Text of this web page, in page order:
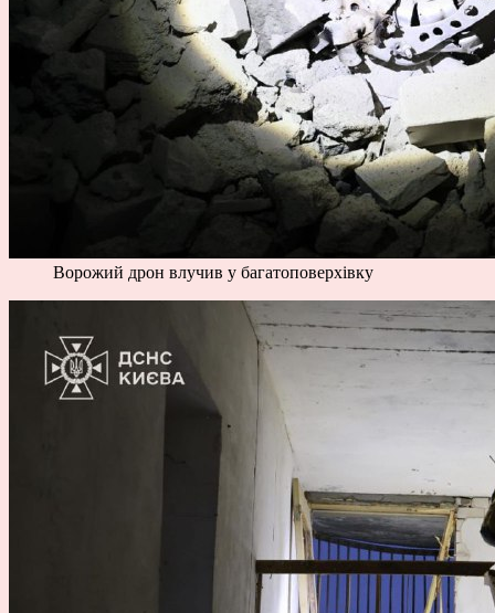
Ворожий дрон влучив у багатоповерхівку